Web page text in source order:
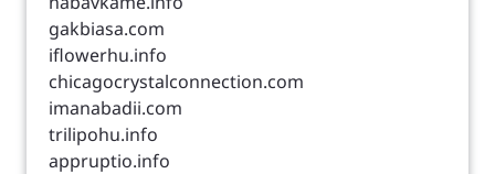
gakbiasa.com
iflowerhu.info
chicagocrystalconnection.com
imanabadii.com
trilipohu.info
appruptio.info